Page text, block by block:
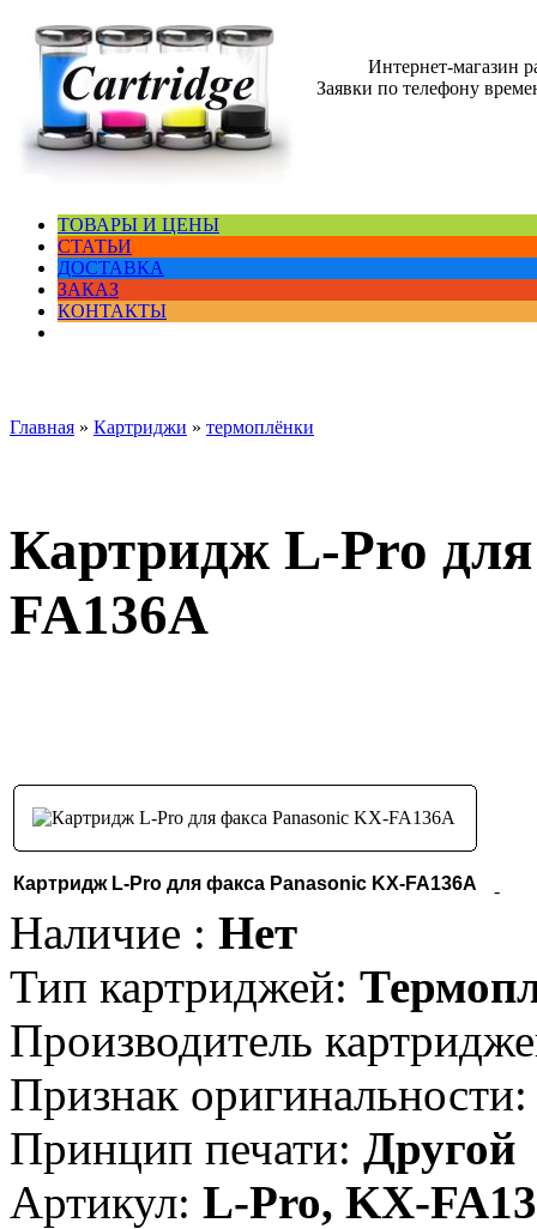
Интернет-магазин
Заявки по телефону
ТОВАРЫ И ЦЕНЫ
СТАТЬИ
ДОСТАВКА
ЗАКАЗ
КОНТАКТЫ
Главная » Картриджи » термоплёнки
Картридж L-Pro
FA136A
Картридж L-Pro для факса Panasonic KX-FA136A -
Наличие : Нет
Тип картриджей:
Производитель
Признак оригинальности:
Принцип печати: Другой
Артикул: L-Pro, KX-